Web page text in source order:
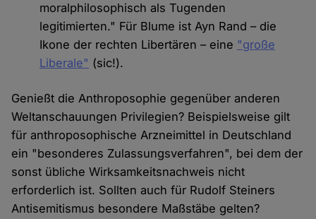
moralphilosophisch als Tugenden
legitimierten." Für Blume ist Ayn Rand – die
Ikone der rechten Libertären – eine "große
Liberale" (sic!).
Genießt die Anthroposophie gegenüber anderen
Weltanschauungen Privilegien? Beispielsweise gilt
für anthroposophische Arzneimittel in Deutschland
ein "besonderes Zulassungsverfahren", bei dem der
sonst übliche Wirksamkeitsnachweis nicht
erforderlich ist. Sollten auch für Rudolf Steiners
Antisemitismus besondere Maßstäbe gelten?